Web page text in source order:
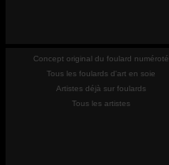
Concept original du foulard numéroté
Tous les foulards d'art en soie
Artistes déjà sur foulards
Tous les artistes